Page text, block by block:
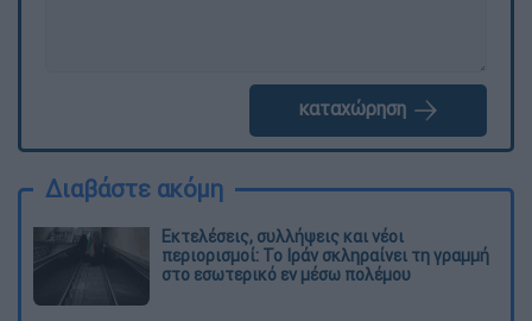
καταχώρηση
Διαβάστε ακόμη
Εκτελέσεις, συλλήψεις και νέοι
περιορισμοί: Το Ιράν σκληραίνει τη γραμμή
στο εσωτερικό εν μέσω πολέμου